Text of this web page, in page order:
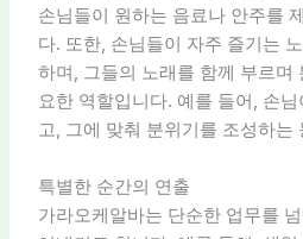
손님들이 원하는 음료나 안주를
다. 또한, 손님들이 자주 즐기는
하며, 그들의 노래를 함께 부르며
요한 역할입니다. 예를 들어, 손
고, 그에 맞춰 분위기를 조성하는
특별한 순간의 연출
가라오케알바는 단순한 업무를